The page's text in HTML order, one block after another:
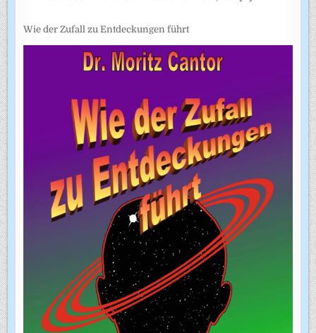
Wie der Zufall zu Entdeckungen führt